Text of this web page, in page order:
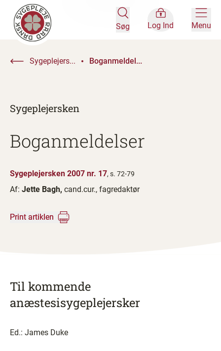
Søg Log Ind Menu
Sygeplejers... Boganmeldel...
Sygeplejersken
Boganmeldelser
Sygeplejersken 2007 nr. 17, s. 72-79
Af: Jette Bagh, cand.cur., fagredaktør
Print artiklen
Til kommende
anæstesisygeplejersker
Ed.: James Duke